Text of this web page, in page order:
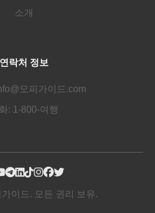
소개
연락처 정보
오피가이드.com
: 1-800-여행
이드. 모든 권리 보유.